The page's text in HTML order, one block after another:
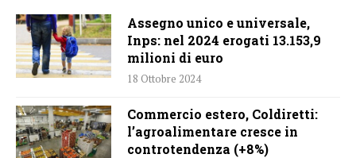
Assegno unico e universale,
Inps: nel 2024 erogati 13.153,9
milioni di euro
18 Ottobre 2024
Commercio estero, Coldiretti:
l’agroalimentare cresce in
controtendenza (+8%)